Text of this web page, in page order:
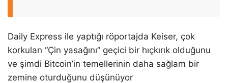
Daily Express ile yaptığı röportajda Keiser, çok
korkulan “Çin yasağını” geçici bir hıçkırık olduğunu
ve şimdi Bitcoin’in temellerinin daha sağlam bir
zemine oturduğunu düşünüyor